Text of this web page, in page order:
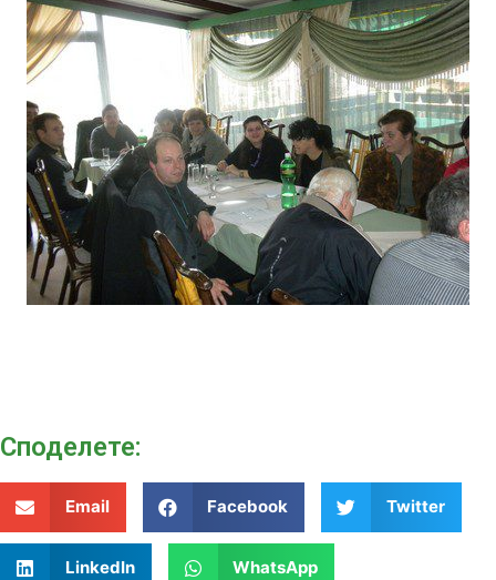
Споделeте:
Email Facebook Twitter
LinkedIn WhatsApp